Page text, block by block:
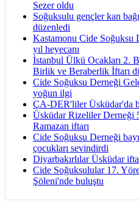
Sezer oldu
Soğuksulu gençler kan
düzenledi
Kastamonu Cide Soğuksu
yıl heyecanı
İstanbul Ülkü Ocakları 2.
Birlik ve Beraberlik İftarı
Cide Soğuksu Derneği
yoğun ilgi
ÇA-DER'liler Üsküdar'da
Üsküdar Rizeliler Derneği
Ramazan iftarı
Cide Soğuksu Derneği
çocukları sevindirdi
Diyarbakırlılar Üsküdar
Cide Soğuksulular 17.
Şöleni'nde buluştu